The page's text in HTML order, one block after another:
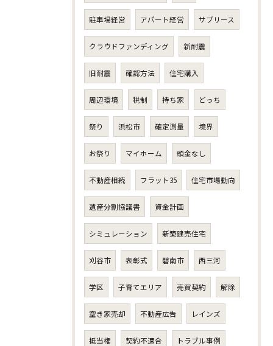
駐車場経営 アパート経営 サブリース
クラウドファンディング 新耐震
旧耐震 確認方法 住宅購入
周辺環境 税制 持ち家 どっち
祭り 浜松市 確定測量 境界
お祭り マイホーム 頭金なし
不動産相続 フラット35 住宅市場動向
遺産分割協議書 資金計画
シミュレーション 新築建売住宅
刈谷市 表彰式 碧南市 西三河
学区 子育てエリア 売買契約 解除
空き家売却 不動産広告 レインズ
抵当権 契約不適合 トラブル事例